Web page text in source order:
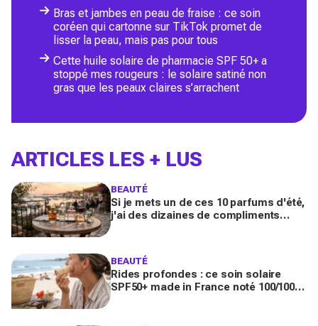
Bras et jambes en peau de fraise : ce soin
coréen qui cartonne sur TikTok promet de
lisser la peau, mais pas pour tous
Cette huile solaire de pharmacie SPF 50+ a
stoppé mes rougeurs : le solaire satiné non
gras que les peaux claires s’arrachent
ARTICLES LES + LUS
BEAUTÉ
Si je mets un de ces 10 parfums d'été,
j'ai des dizaines de compliments
BEAUTÉ
Rides profondes : ce soin solaire
SPF50+ made in France noté 100/100